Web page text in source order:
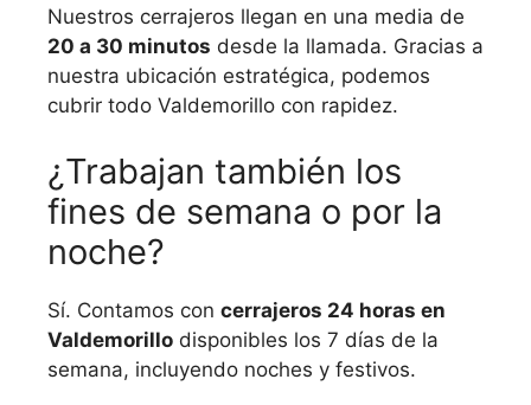
Nuestros cerrajeros llegan en una media de
20 a 30 minutos desde la llamada. Gracias a
nuestra ubicación estratégica, podemos
cubrir todo Valdemorillo con rapidez.
¿Trabajan también los
fines de semana o por la
noche?
Sí. Contamos con cerrajeros 24 horas en
Valdemorillo disponibles los 7 días de la
semana, incluyendo noches y festivos.